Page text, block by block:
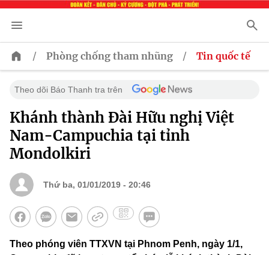
/ Phòng chống tham nhũng / Tin quốc tế
Theo dõi Báo Thanh tra trên
Khánh thành Đài Hữu nghị Việt
Nam-Campuchia tại tỉnh
Mondolkiri
Thứ ba, 01/01/2019 - 20:46
Theo phóng viên TTXVN tại Phnom Penh, ngày 1/1,